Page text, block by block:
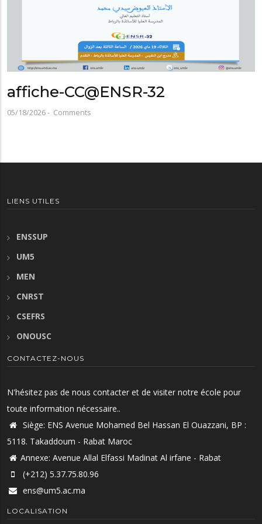
affiche-CC@ENSR-32
05/18/2026- Comments
LIENS UTILES
ENSSUP
UM5
MEN
CNRST
CSEFRS
ONOUSC
CONTACTEZ-NOUS
N'hésitez pas de nous contacter et de visiter notre école pour
toute information nécessaire..
Siège: ENS Avenue Mohamed Bel Hassan El Ouazzani, BP :
5118. Takaddoum - Rabat Maroc
Annexe: Avenue Allal Elfassi Madinat Al irfane - Rabat
(+212) 5.37.75.80.96
ens@um5.ac.ma
LOCALISATION